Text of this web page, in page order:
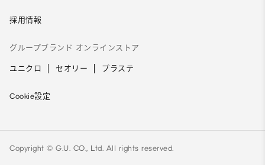
採用情報
グループブランド オンラインストア
ユニクロ セオリー プラステ
Cookie設定
Copyright © G.U. CO., Ltd. All rights reserved.